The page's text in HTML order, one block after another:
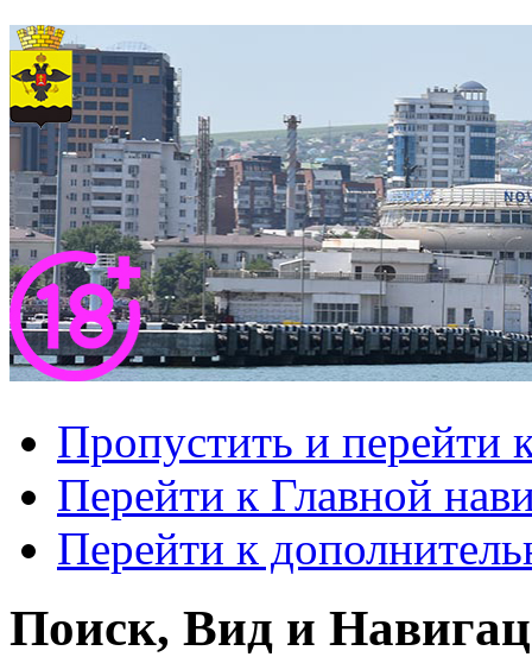
Пропустить и перейти
Перейти к Главной
Перейти к
Поиск, Вид и